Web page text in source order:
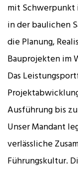
mit Schwerpunkt
in der baulichen
die Planung,
Bauprojekten im
Das
Ausführung bis
Unser Mandant
verlässliche
Führungskultur.